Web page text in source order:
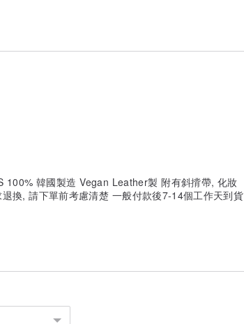
100% 韓國製造 Vegan Leather製 附有斜揹帶, 化妝
換, 請下單前考慮清楚 一般付款後7-14個工作天到貨